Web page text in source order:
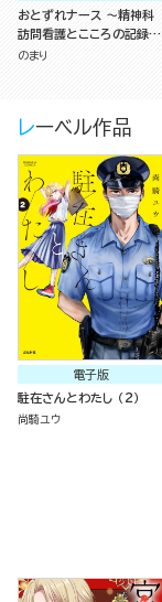
おとずれナース ～精神科
訪問看護とこころの記録～
（4）
のまり
レーベル作品
電子版
駐在さんとわたし （2）
尚騎ユウ